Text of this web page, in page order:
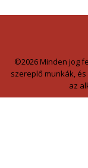
©2026 Minden jog
szereplő munkák,
az